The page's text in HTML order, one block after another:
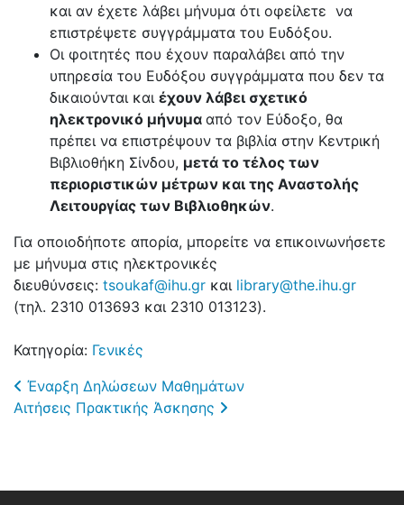
και αν έχετε λάβει μήνυμα ότι οφείλετε να
επιστρέψετε συγγράμματα του Ευδόξου.
Οι φοιτητές που έχουν παραλάβει από την
υπηρεσία του Ευδόξου συγγράμματα που δεν τα
δικαιούνται και έχουν λάβει σχετικό
ηλεκτρονικό μήνυμα από τον Εύδοξο, θα
πρέπει να επιστρέψουν τα βιβλία στην Κεντρική
Βιβλιοθήκη Σίνδου, μετά το τέλος των
περιοριστικών μέτρων και της Αναστολής
Λειτουργίας των Βιβλιοθηκών.
Για οποιοδήποτε απορία, μπορείτε να επικοινωνήσετε
με μήνυμα στις ηλεκτρονικές
διευθύνσεις: tsoukaf@ihu.gr και library@the.ihu.gr
(τηλ. 2310 013693 και 2310 013123).
Κατηγορία: Γενικές
Post navigation
Έναρξη Δηλώσεων Μαθημάτων
Αιτήσεις Πρακτικής Άσκησης